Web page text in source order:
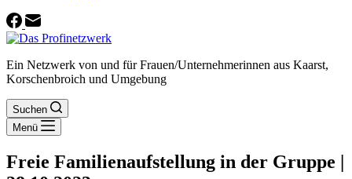
Ein Netzwerk von und für Frauen/Unternehmerinnen aus Kaarst,
Korschenbroich und Umgebung
Suchen
Menü
Freie Familienaufstellung in der Gruppe |